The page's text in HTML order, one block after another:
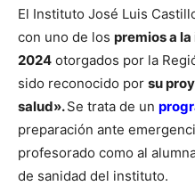
El Instituto José Luis
con uno de los premios a
2024 otorgados por la
sido reconocido por su
salud».Se trata de un
preparación ante
profesorado como al
de sanidad del instituto.